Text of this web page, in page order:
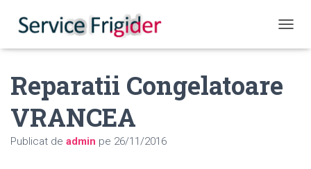
Reparatii Congelatoare
VRANCEA
Publicat de admin pe 26/11/2016